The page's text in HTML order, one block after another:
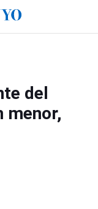
del
menor,